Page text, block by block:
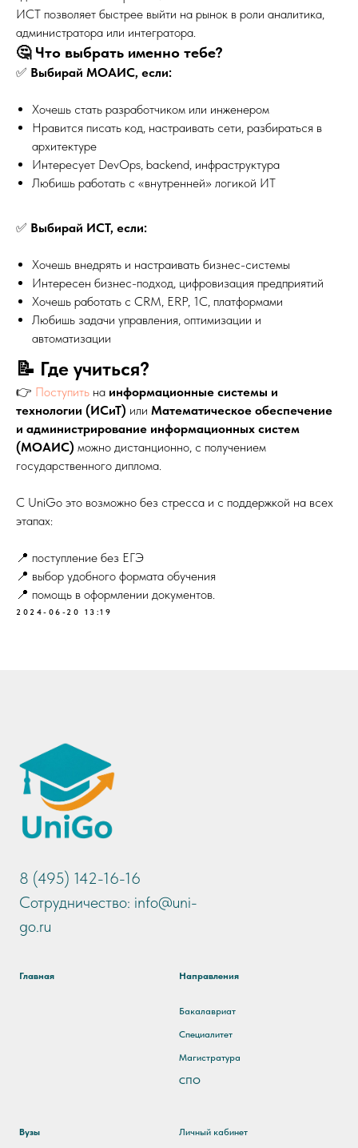
ИСТ позволяет быстрее выйти на рынок в роли аналитика,
администратора или интегратора.
🤔 Что выбрать именно тебе?
✅ Выбирай МОАИС, если:
Хочешь стать разработчиком или инженером
Нравится писать код, настраивать сети, разбираться в
архитектуре
Интересует DevOps, backend, инфраструктура
Любишь работать с «внутренней» логикой ИТ
✅ Выбирай ИСТ, если:
Хочешь внедрять и настраивать бизнес-системы
Интересен бизнес-подход, цифровизация предприятий
Хочешь работать с CRM, ERP, 1С, платформами
Любишь задачи управления, оптимизации и
автоматизации
📝 Где учиться?
👉 Поступить на информационные системы и
технологии (ИСиТ) или Математическое обеспечение
и администрирование информационных систем
(МОАИС) можно дистанционно, с получением
государственного диплома.
С UniGo это возможно без стресса и с поддержкой на всех
этапах:
📍 поступление без ЕГЭ
📍 выбор удобного формата обучения
📍 помощь в оформлении документов.
2024-06-20 13:19
8 (495) 142-16-16
Сотрудничество: info@uni-
go.ru
Главная Направления
Бакалавриат
Специалитет
Магистратура
СПО
Вузы Личный кабинет